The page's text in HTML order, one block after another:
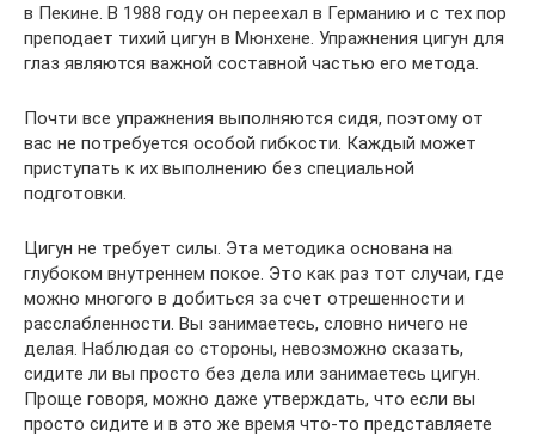
в Пекине. В 1988 году он переехал в Германию и с тех пор
преподает тихий цигун в Мюнхене. Упражнения цигун для
глаз являются важной составной частью его метода.
Почти все упражнения выполняются сидя, поэтому от
вас не потребуется особой гибкости. Каждый может
приступать к их выполнению без специальной
подготовки.
Цигун не требует силы. Эта методика основана на
глубоком внутреннем покое. Это как раз тот случаи, где
можно многого в добиться за счет отрешенности и
расслабленности. Вы занимаетесь, словно ничего не
делая. Наблюдая со стороны, невозможно сказать,
сидите ли вы просто без дела или занимаетесь цигун.
Проще говоря, можно даже утверждать, что если вы
просто сидите и в это же время что-то представляете